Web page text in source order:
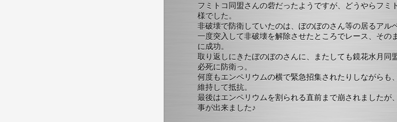
フミトコ同盟さんの砦だったようですが、どうやらフミ
様でした。
非破壊で防衛していたのは、ぼのぼのさん等の居るアル
一度突入して非破壊を解除させたところでレース、その
に成功。
取り返しにきたぼのぼのさんに、またしても鏡花水月同
必死に防衛っ。
何度もエンペリウムの横で緊急招集されたりしながらも
維持して抵抗。
最後はエンペリウムを割られる直前まで崩されましたが
事が出来ました♪